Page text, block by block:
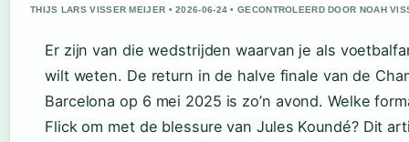
THIJS LARS VISSER MEIJER • 2026-06-24 • GECONTROLEERD DOOR NOAH
Er zijn van die wedstrijden waarvan je als
wilt weten. De return in de halve finale van de
Barcelona op 6 mei 2025 is zo’n avond. Welke
Flick om met de blessure van Jules Koundé? Dit